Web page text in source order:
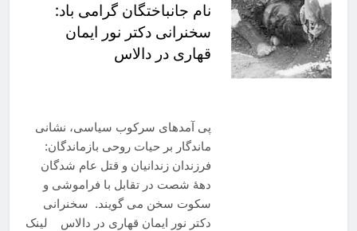
نام جانباختگان گرامی باد:
سخنرانی دکتر نور ایمان
قهاری در دالاس
پی آمدهای سرکوب سیاسی، نشانی
ماندگار بر حیات روحی بازماندگان:
فرزندان زندانیان و قتل عام شدگان
دهۀ شصت در تقابل با فراموشی و
سکوت سخن می گویند. سخنرانی
دکتر نور ایمان قهاری در دالاس لینک